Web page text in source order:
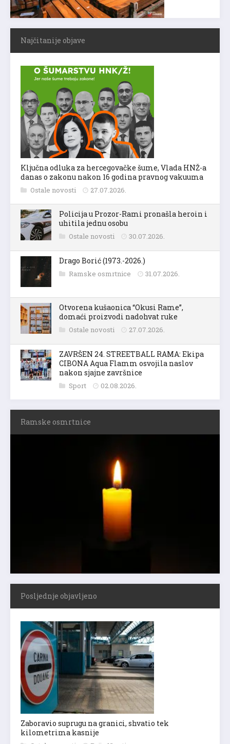
Najčitanije objave
Ključna odluka za hercegovačke šume, Vlada HNŽ-a
danas o zakonu nakon 16 godina pravnog vakuuma
Ostale novosti 27.07.2026.
Policija u Prozor-Rami pronašla heroin i
uhitila jednu osobu
Ostale novosti 30.07.2026.
Drago Borić (1973.-2026.)
Ramske osmrtnice 31.07.2026.
Otvorena kušaonica “Okusi Rame”,
domaći proizvodi nadohvat ruke
Ostale novosti 27.07.2026.
ZAVRŠEN 24. STREETBALL RAMA: Ekipa
CIBONA Aqua Flamm osvojila naslov
nakon sjajne završnice
Sport 02.08.2026.
Ramske osmrtnice
Posljednje objavljeno
Zaboravio suprugu na granici, shvatio tek
kilometrima kasnije